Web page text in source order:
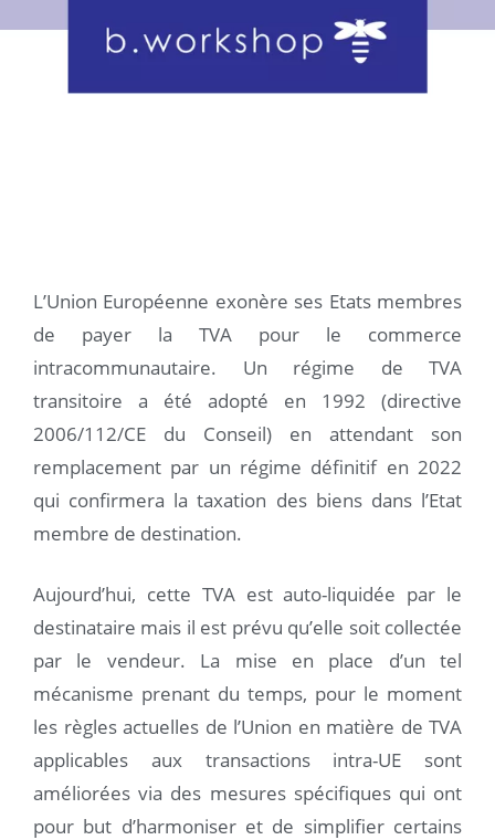
L’Union Européenne exonère ses Etats membres
de payer la TVA pour le commerce
intracommunautaire. Un régime de TVA
transitoire a été adopté en 1992 (directive
2006/112/CE du Conseil) en attendant son
remplacement par un régime définitif en 2022
qui confirmera la taxation des biens dans l’Etat
membre de destination.
Aujourd’hui, cette TVA est auto-liquidée par le
destinataire mais il est prévu qu’elle soit collectée
par le vendeur. La mise en place d’un tel
mécanisme prenant du temps, pour le moment
les règles actuelles de l’Union en matière de TVA
applicables aux transactions intra-UE sont
améliorées via des mesures spécifiques qui ont
pour but d’harmoniser et de simplifier certains